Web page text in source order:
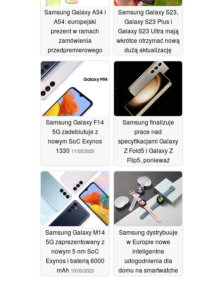
Samsung Galaxy A34 i
A54: europejski
prezent w ramach
zamówienia
przedpremierowego
ujawniony, ponieważ
wyciekł filmik z
unboxingu przed
premierą13/03/2023
Samsung Galaxy S23,
Galaxy S23 Plus i
Galaxy S23 Ultra mają
wkrótce otrzymać nową
dużą aktualizację
aparatu
fotograficznego
11/03/2023
Samsung Galaxy F14
5G zadebiutuje z
nowym SoC Exynos
1330 11/03/2023
Samsung finalizuje
prace nad
specyfikacjami Galaxy
Z Fold5 i Galaxy Z
Flip5, ponieważ
pojawiają się
informacje o
zmniejszonej wadze
10/03/2023
Samsung Galaxy M14
5G zaprezentowany z
nowym 5 nm SoC
Exynos i baterią 6000
mAh 10/03/2023
Samsung dystrybuuje
w Europie nowe
inteligentne
udogodnienia dla
domu na smartwatche